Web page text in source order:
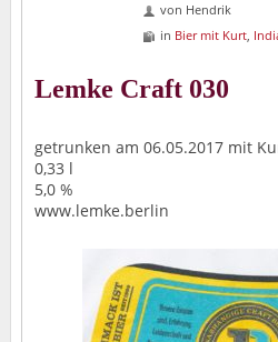
von Hendrik
in Bier mit Kurt,
Lemke Craft 030
getrunken am 06.05.2017 mit
0,33 l
5,0 %
www.lemke.berlin